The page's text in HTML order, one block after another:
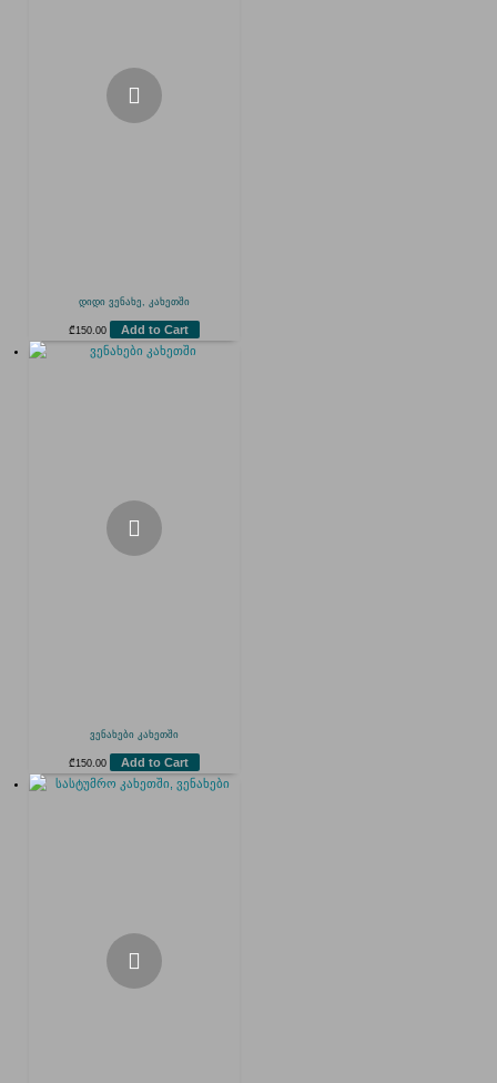
დიდი ვენახე, კახეთში
₾150.00 Add to Cart
ვენახები კახეთში
₾150.00 Add to Cart